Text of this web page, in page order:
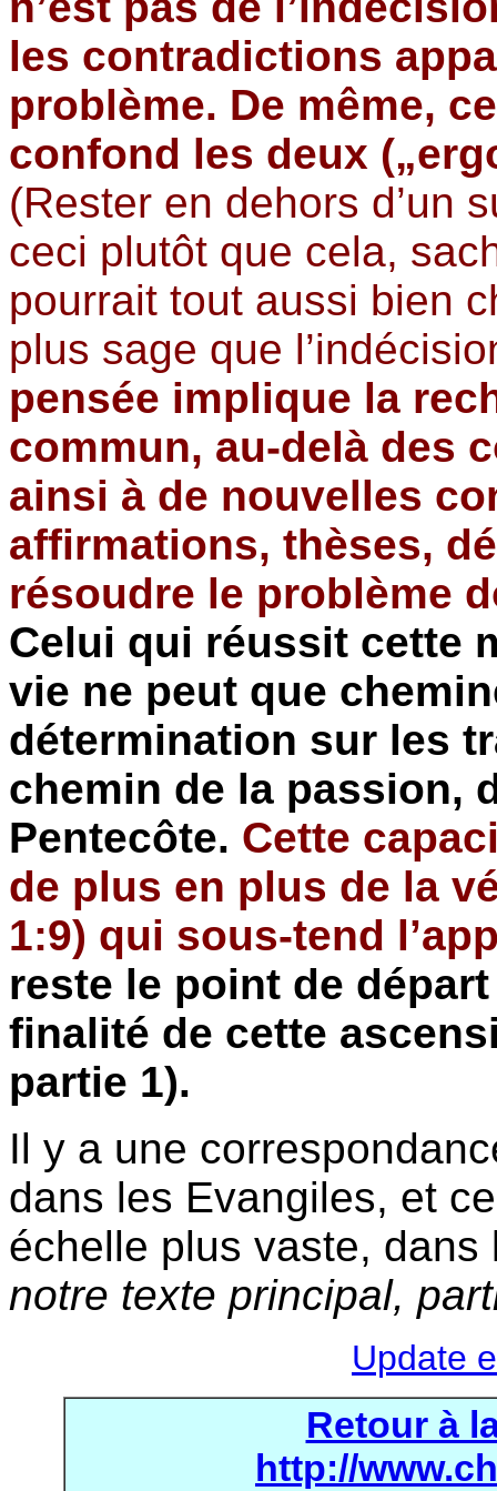
les contradictions
problème. De même,
confond les deux
(Rester en dehors d’un
ceci plutôt que cela,
pourrait tout aussi bien
plus sage que
pensée implique la
commun, au-delà des
ainsi à de nouvelles
affirmations, thèses,
résoudre le problème
Celui qui réussit cette
vie ne peut que
détermination sur les
chemin de la passion,
Pentecôte. Cette
de plus en plus de la
1:9) qui sous-tend
reste le point de
finalité de cette
partie 1).
Il y a une
dans les Evangiles, et
échelle plus vaste,
notre texte principal,
Update
Retour à
http://